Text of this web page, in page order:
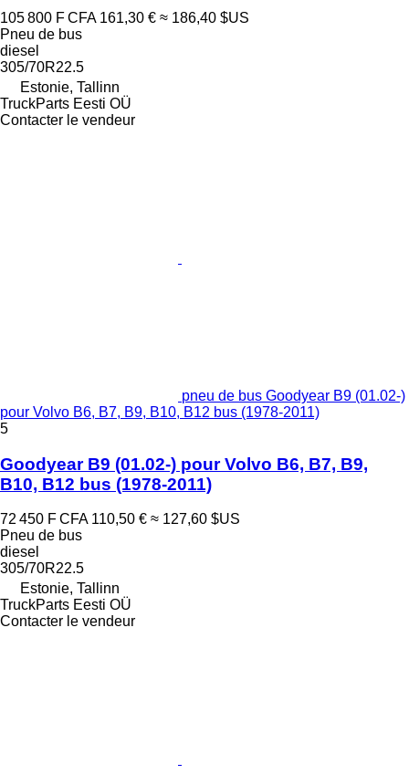
105 800 F CFA 161,30 € ≈ 186,40 $US
Pneu de bus
diesel
305/70R22.5
Estonie, Tallinn
TruckParts Eesti OÜ
Contacter le vendeur
pneu de bus Goodyear B9 (01.02-)
pour Volvo B6, B7, B9, B10, B12 bus (1978-2011)
5
Goodyear B9 (01.02-) pour Volvo B6, B7, B9,
B10, B12 bus (1978-2011)
72 450 F CFA 110,50 € ≈ 127,60 $US
Pneu de bus
diesel
305/70R22.5
Estonie, Tallinn
TruckParts Eesti OÜ
Contacter le vendeur